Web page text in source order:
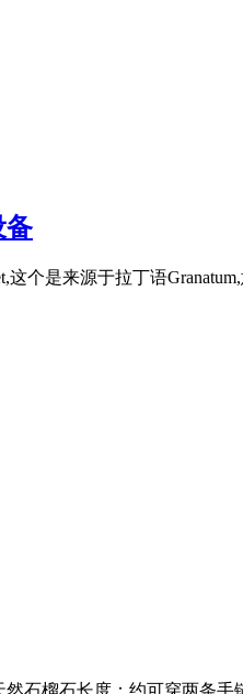
备
个是来源于拉丁语
石榴石长度：约可穿两条